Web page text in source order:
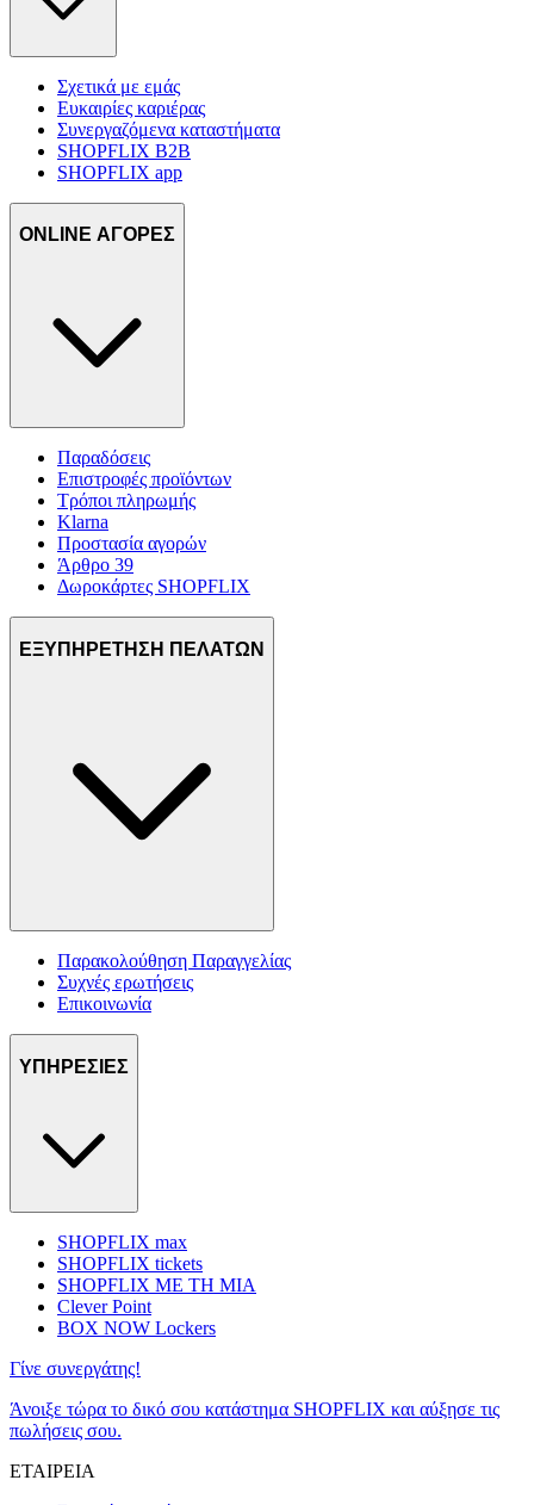
Σχετικά με εμάς
Ευκαιρίες καριέρας
Συνεργαζόμενα καταστήματα
SHOPFLIX B2B
SHOPFLIX app
ONLINE ΑΓΟΡΕΣ
Παραδόσεις
Επιστροφές προϊόντων
Τρόποι πληρωμής
Klarna
Προστασία αγορών
Άρθρο 39
Δωροκάρτες SHOPFLIX
ΕΞΥΠΗΡΕΤΗΣΗ ΠΕΛΑΤΩΝ
Παρακολούθηση Παραγγελίας
Συχνές ερωτήσεις
Επικοινωνία
ΥΠΗΡΕΣΙΕΣ
SHOPFLIX max
SHOPFLIX tickets
SHOPFLIX ΜΕ ΤΗ ΜΙΑ
Clever Point
BOX NOW Lockers
Γίνε συνεργάτης!
Άνοιξε τώρα το δικό σου κατάστημα SHOPFLIX και αύξησε τις
πωλήσεις σου.
ΕΤΑΙΡΕΙΑ